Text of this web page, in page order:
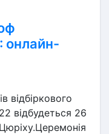
онлайн-
відбіркового
відбудеться 26